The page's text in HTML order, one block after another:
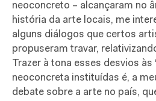
neoconcreto – alcançaram no
história da arte locais, me
alguns diálogos que certos
propuseram travar,
Trazer à tona esses desvios às
neoconcreta instituídas é, a
debate sobre a arte no país,